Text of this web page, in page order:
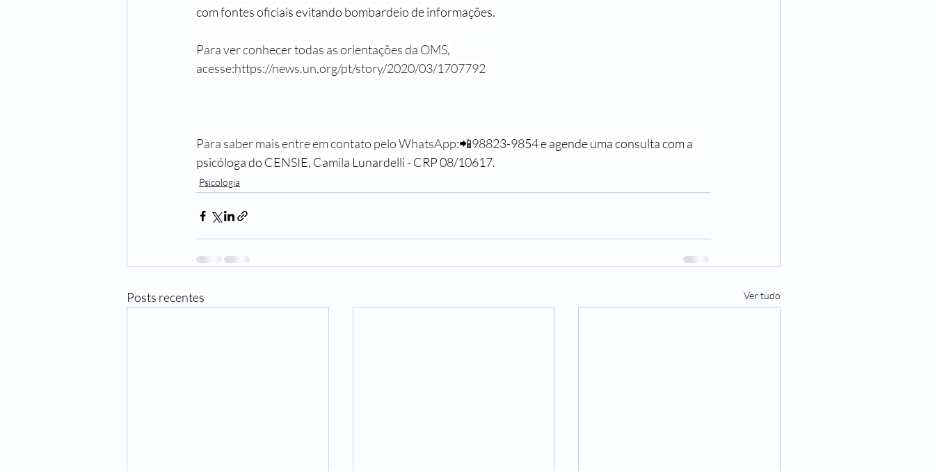
com fontes oficiais evitando bombardeio de informações.
Para ver conhecer todas as orientações da OMS,
acesse:https://news.un.org/pt/story/2020/03/1707792
Para saber mais entre em contato pelo WhatsApp:📲98823-9854 e agende uma consulta com a
psicóloga do CENSIE, Camila Lunardelli - CRP 08/10617.
Psicologia
Posts recentes Ver tudo